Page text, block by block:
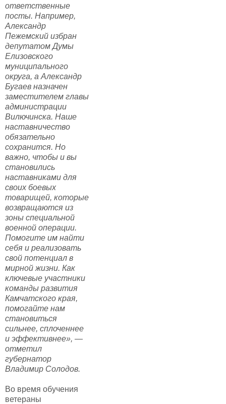
ответственные
посты. Например,
Александр
Пежемский избран
депутатом Думы
Елизовского
муниципального
округа, а Александр
Бугаев назначен
заместителем главы
администрации
Вилючинска. Наше
наставничество
обязательно
сохранится. Но
важно, чтобы и вы
становились
наставниками для
своих боевых
товарищей, которые
возвращаются из
зоны специальной
военной операции.
Помогите им найти
себя и реализовать
свой потенциал в
мирной жизни. Как
ключевые участники
команды развития
Камчатского края,
помогайте нам
становиться
сильнее, сплоченнее
и эффективнее», —
отметил
губернатор
Владимир Солодов.
Во время обучения
ветераны